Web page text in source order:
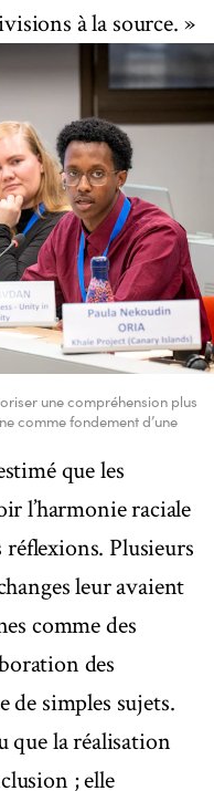
à la source. »
une compréhension plus
comme fondement d’une
que les
l’harmonie raciale
Plusieurs
leur avaient
comme des
des
simples sujets.
que la réalisation
; elle